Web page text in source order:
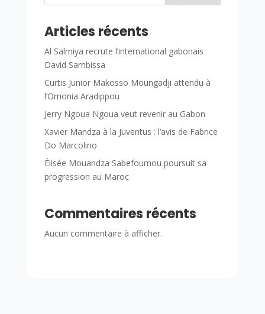
Articles récents
Al Salmiya recrute l’international gabonais
David Sambissa
Curtis Junior Makosso Moungadji attendu à
l’Omonia Aradippou
Jerry Ngoua Ngoua veut revenir au Gabon
Xavier Mandza à la Juventus : l’avis de Fabrice
Do Marcolino
Élisée Mouandza Sabefoumou poursuit sa
progression au Maroc
Commentaires récents
Aucun commentaire à afficher.